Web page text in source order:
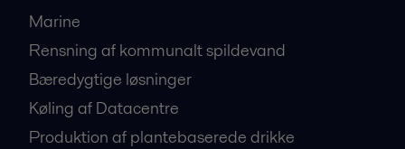
Marine
Rensning af kommunalt spildevand
Bæredygtige løsninger
Køling af Datacentre
Produktion af plantebaserede drikke